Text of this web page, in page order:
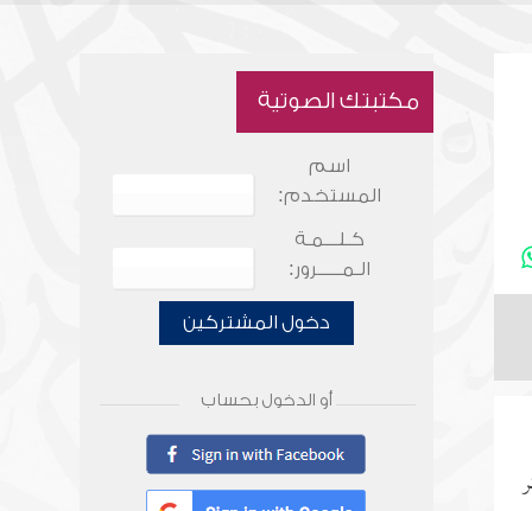
مكتبتك الصوتية
اسم
المستخدم:
كـلـــمـة
الـمـــــرور:
دخول المشتركين
أو الدخول بحساب